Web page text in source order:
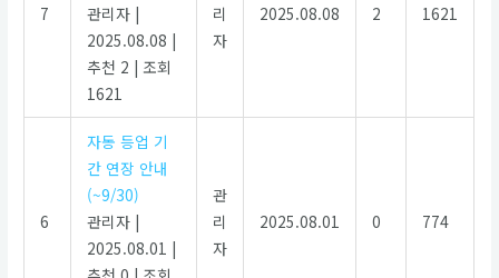
7
관리자 |
2025.08.08 |
추천 2 | 조회
1621
리
자
2025.08.08 2 1621
6
자동 등업 기
간 연장 안내
(~9/30)
관리자 |
2025.08.01 |
관
리
자
2025.08.01 0 774